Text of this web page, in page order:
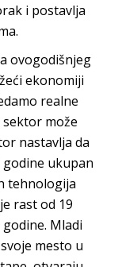
i postavlja
ovogodišnjeg
ekonomiji
realne
može
nastavlja da
godine ukupan
tehnologija
rast od 19
Mladi
mesto u